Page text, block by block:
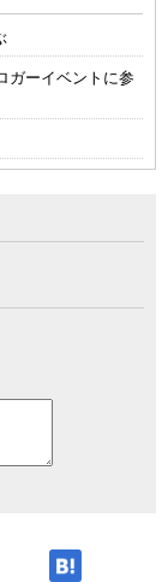
ガーイベントに参